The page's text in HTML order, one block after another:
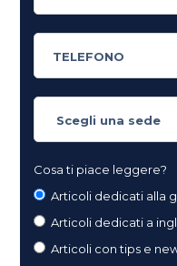
Cosa ti piace leggere?
Articoli dedicati alla
Articoli dedicati a
Articoli con tips e